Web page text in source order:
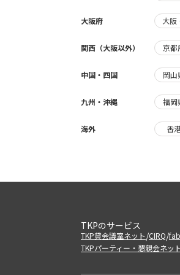
大阪府 大阪
関西（大阪以外） 京都
中国・四国 岡山
九州・沖縄 福岡
海外 香
TKPのサービス
TKP貸会議室ネット/CIRQ/
TKPパーティー・懇親会ネット